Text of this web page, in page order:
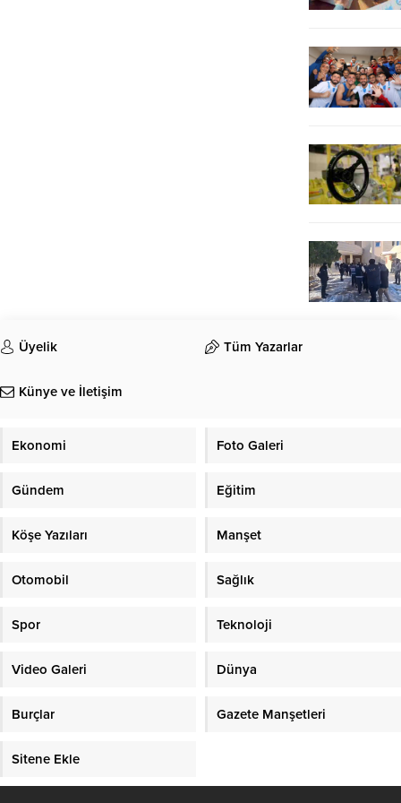
Üyelik Tüm Yazarlar
Künye ve İletişim
Ekonomi Foto Galeri
Gündem Eğitim
Köşe Yazıları Manşet
Otomobil Sağlık
Spor Teknoloji
Video Galeri Dünya
Burçlar Gazete Manşetleri
Sitene Ekle